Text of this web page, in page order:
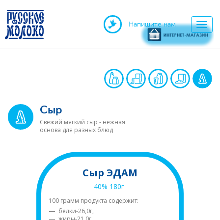
Напишите нам
Сыр
Свежий мягкий сыр - нежная
основа для разных блюд
Сыр ЭДАМ
40% 180г
100 грамм продукта содержит:
белки-26,0г,
Сыр ЭДАМ
40% 180г
Состав: молоко нормализованное
пастеризованное, соль,
уплотнитель хлорид кальция,